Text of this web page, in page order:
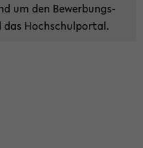
um den Bewerbungs-​
das Hoch­schul­por­tal.